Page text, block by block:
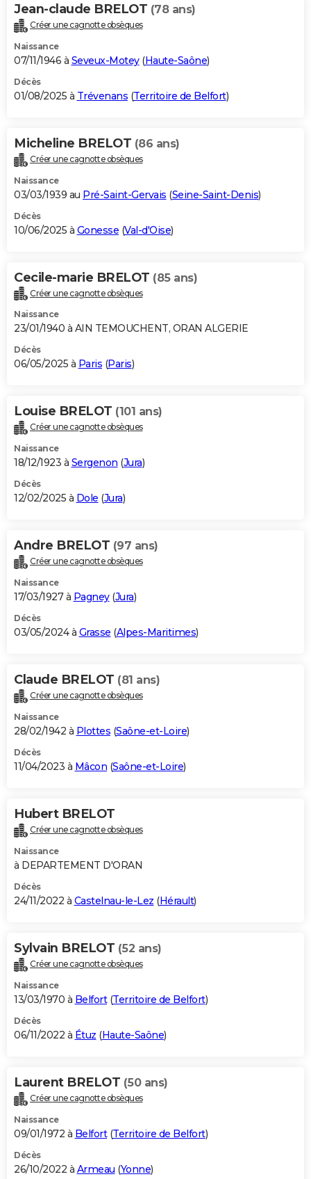
Bricolage
Lifestyle
Culture
Sport
Auto
Television
Voyage
Cinema
Jean-claude BRELOT (78 ans)
Créer une cagnotte obsèques
Naissance
07/11/1946 à Seveux-Motey(Haute-Saône)
Décès
01/08/2025 à Trévenans (Territoire de Belfort)
Micheline BRELOT (86 ans)
Créer une cagnotte obsèques
Naissance
03/03/1939 au Pré-Saint-Gervais (Seine-Saint-Denis)
Décès
10/06/2025 à Gonesse (Val-d'Oise)
Cecile-marie BRELOT (85 ans)
Créer une cagnotte obsèques
Naissance
23/01/1940 à AIN TEMOUCHENT, ORAN ALGERIE
Décès
06/05/2025 à Paris (Paris)
Louise BRELOT (101 ans)
Créer une cagnotte obsèques
Naissance
18/12/1923 à Sergenon (Jura)
Décès
12/02/2025 à Dole (Jura)
Andre BRELOT (97 ans)
Créer une cagnotte obsèques
Naissance
17/03/1927 à Pagney(Jura)
Décès
03/05/2024 à Grasse (Alpes-Maritimes)
Claude BRELOT (81 ans)
Créer une cagnotte obsèques
Naissance
28/02/1942 à Plottes (Saône-et-Loire)
Décès
11/04/2023 à Mâcon (Saône-et-Loire)
Hubert BRELOT
Créer une cagnotte obsèques
Naissance
à DEPARTEMENT D'ORAN
Décès
24/11/2022 à Castelnau-le-Lez (Hérault)
Sylvain BRELOT (52 ans)
Créer une cagnotte obsèques
Naissance
13/03/1970 à Belfort(Territoire de Belfort)
Décès
06/11/2022 à Étuz (Haute-Saône)
Laurent BRELOT (50 ans)
Créer une cagnotte obsèques
Naissance
09/01/1972 à Belfort(Territoire de Belfort)
Décès
26/10/2022 à Armeau (Yonne)